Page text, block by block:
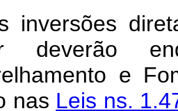
inversões
deverão
e
nas Leis ns.